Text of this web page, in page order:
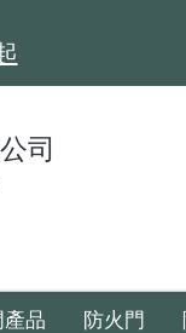
司
品 防火門